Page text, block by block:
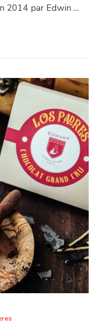
2014 par Edwin …